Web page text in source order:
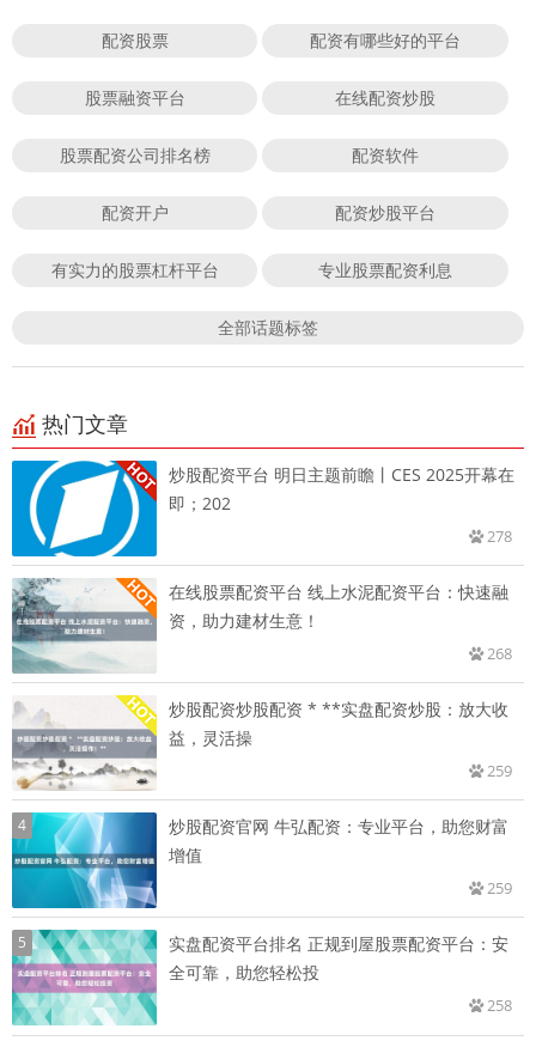
配资股票 配资有哪些好的平台
股票融资平台 在线配资炒股
股票配资公司排名榜 配资软件
配资开户 配资炒股平台
有实力的股票杠杆平台 专业股票配资利息
全部话题标签
热门文章
炒股配资平台 明日主题前瞻丨CES 2025开幕在
即；202
278
在线股票配资平台 线上水泥配资平台：快速融
资，助力建材生意！
268
炒股配资炒股配资 * **实盘配资炒股：放大收
益，灵活操
259
4
炒股配资官网 牛弘配资：专业平台，助您财富
增值
259
5
实盘配资平台排名 正规到屋股票配资平台：安
全可靠，助您轻松投
258